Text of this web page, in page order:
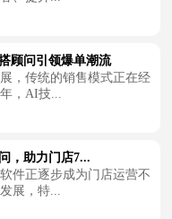
顾问引领爆单潮流
，传统的销售模式正在经
，AI技...
，助力门店7...
件正逐步成为门店运营不
展，特...